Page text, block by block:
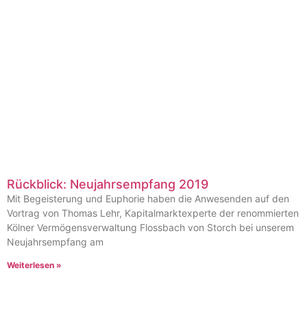
Rückblick: Neujahrsempfang 2019
Mit Begeisterung und Euphorie haben die Anwesenden auf den
Vortrag von Thomas Lehr, Kapitalmarktexperte der renommierten
Kölner Vermögensverwaltung Flossbach von Storch bei unserem
Neujahrsempfang am
Weiterlesen »